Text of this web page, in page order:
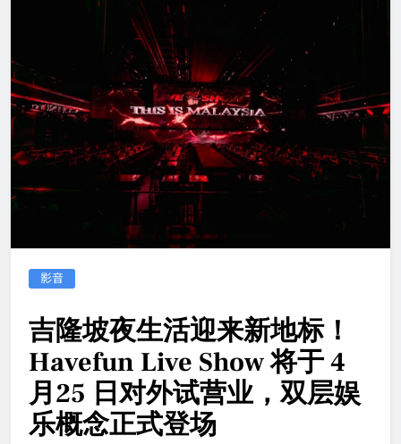
影音
吉隆坡夜生活迎来新地标！
Havefun Live Show 将于 4
月25 日对外试营业，双层娱
乐概念正式登场